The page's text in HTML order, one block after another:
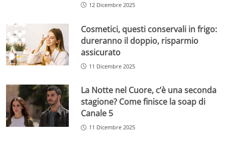
12 Dicembre 2025
Cosmetici, questi conservali in frigo:
dureranno il doppio, risparmio
assicurato
11 Dicembre 2025
La Notte nel Cuore, c’è una seconda
stagione? Come finisce la soap di
Canale 5
11 Dicembre 2025